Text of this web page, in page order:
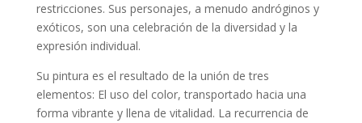
restricciones. Sus personajes, a menudo andróginos y
exóticos, son una celebración de la diversidad y la
expresión individual.
Su pintura es el resultado de la unión de tres
elementos: El uso del color, transportado hacia una
forma vibrante y llena de vitalidad. La recurrencia de